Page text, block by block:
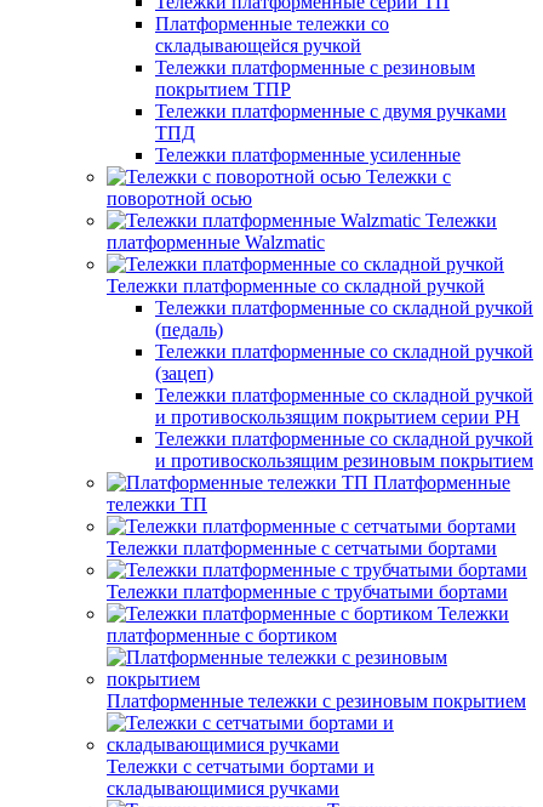
Платформенные тележки со
складывающейся ручкой
Тележки платформенные с резиновым
покрытием ТПР
Тележки платформенные с двумя ручками
ТПД
Тележки платформенные усиленные
Тележки с
поворотной осью
Тележки
платформенные Walzmatic
Тележки платформенные со складной ручкой
Тележки платформенные со складной ручкой
(педаль)
Тележки платформенные со складной ручкой
(зацеп)
Тележки платформенные со складной ручкой
и противоскользящим покрытием серии PH
Тележки платформенные со складной ручкой
и противоскользящим резиновым покрытием
Платформенные
тележки ТП
Тележки платформенные с сетчатыми бортами
Тележки платформенные с трубчатыми бортами
Тележки
платформенные с бортиком
Платформенные тележки с резиновым покрытием
Тележки с сетчатыми бортами и
складывающимися ручками